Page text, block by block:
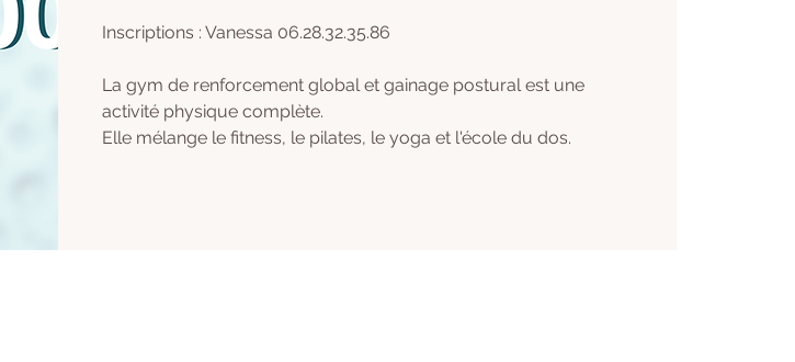
Inscriptions : Vanessa 06.28.32.35.86
La gym de renforcement global et gainage postural est une
activité physique complète.
Elle mélange le fitness, le pilates, le yoga et l'école du dos.